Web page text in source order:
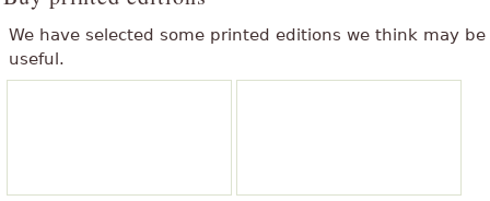
We have selected some printed editions we think may be
useful.